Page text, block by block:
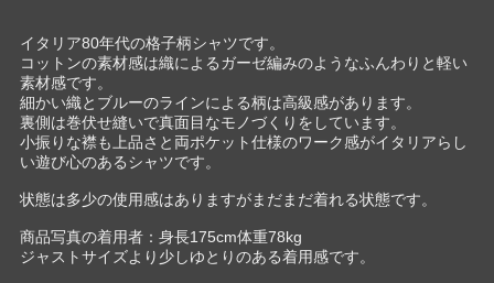
イタリア80年代の格子柄シャツです。
コットンの素材感は織によるガーゼ編みのようなふんわりと軽い
素材感です。
細かい織とブルーのラインによる柄は高級感があります。
裏側は巻伏せ縫いで真面目なモノづくりをしています。
小振りな襟も上品さと両ポケット仕様のワーク感がイタリアらし
い遊び心のあるシャツです。
状態は多少の使用感はありますがまだまだ着れる状態です。
商品写真の着用者：身長175cm体重78kg
ジャストサイズより少しゆとりのある着用感です。